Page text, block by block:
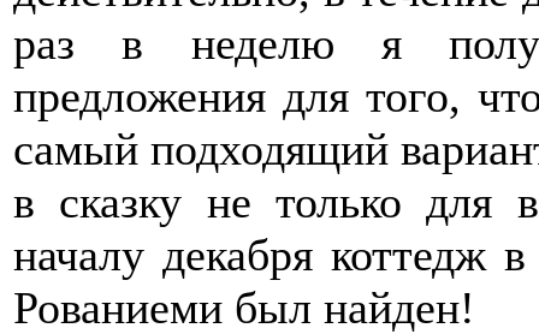
раз в неделю я
предложения для того,
самый подходящий
в сказку не только
началу декабря коттедж
Рованиеми был найден!